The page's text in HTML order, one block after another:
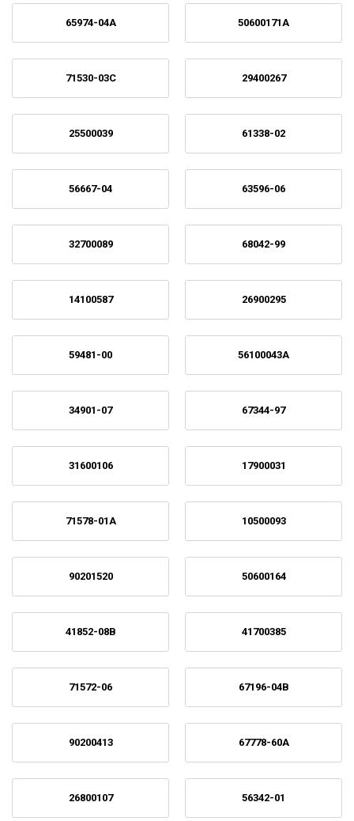
65974-04A 50600171A
71530-03C 29400267
25500039 61338-02
56667-04 63596-06
32700089 68042-99
14100587 26900295
59481-00 56100043A
34901-07 67344-97
31600106 17900031
71578-01A 10500093
90201520 50600164
41852-08B 41700385
71572-06 67196-04B
90200413 67778-60A
26800107 56342-01